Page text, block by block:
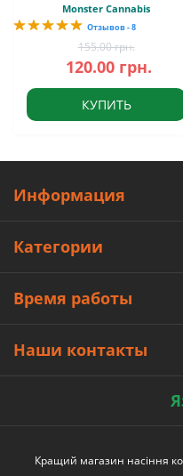
Monster Cannabis
Отзывов - 8
155.00 грн.
120.00 грн.
КУПИТЬ
Информация
Категории
Время работы
Наши контакты
Кращий магазин насіння